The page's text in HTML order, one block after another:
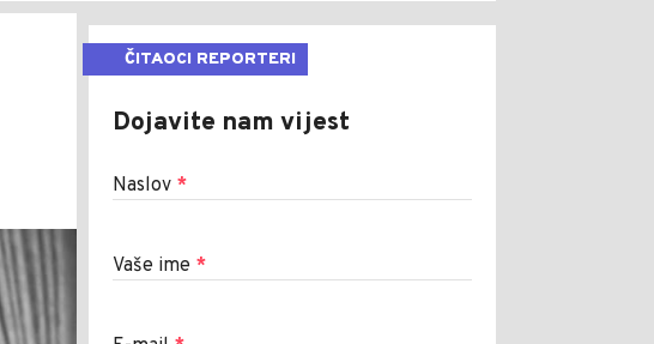
ČITAOCI REPORTERI
Dojavite nam vijest
Naslov *
Vaše ime *